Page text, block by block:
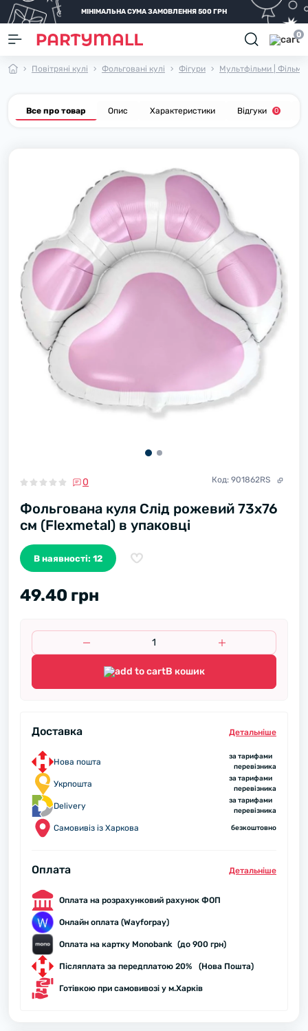
МІНІМАЛЬНА СУМА ЗАМОВЛЕННЯ 500 ГРН
0
Повітряні кулі Фольговані кулі Фігури Мультфільми | Фільми
Все про товар Опис Характеристики Відгуки 0
0 Код: 901862RS
Фольгована куля Слід рожевий 73х76
см (Flexmetal) в упаковці
В наявності: 12
49.40 грн
В кошик
Доставка Детальнiше
Нова пошта
за тарифами
перевізника
Укрпошта
за тарифами
перевізника
Delivery
за тарифами
перевізника
Самовивіз із Харкова безкоштовно
Оплата Детальнiше
Оплата на розрахунковий рахунок ФОП
Онлайн оплата (Wayforpay)
Оплата на картку Monobank (до 900 грн)
Післяплата за передплатою 20% (Нова Пошта)
Готівкою при самовивозі у м.Харків